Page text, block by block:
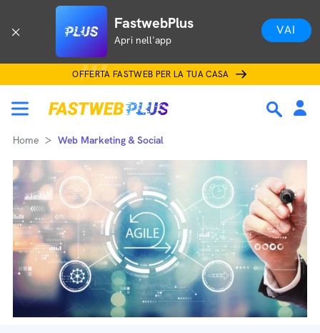
FastwebPlus
Apri nell'app
VAI
OFFERTA FASTWEB PER LA TUA CASA
Home Web Marketing & Social